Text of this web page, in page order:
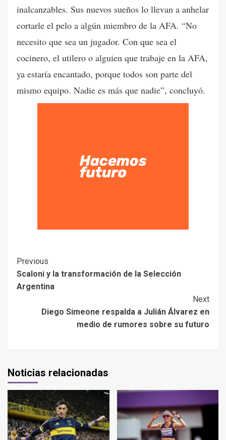
inalcanzables. Sus nuevos sueños lo llevan a anhelar
cortarle el pelo a algún miembro de la AFA. “No
necesito que sea un jugador. Con que sea el
cocinero, el utilero o alguien que trabaje en la AFA,
ya estaría encantado, porque todos son parte del
mismo equipo. Nadie es más que nadie”, concluyó.
Previous
Scaloni y la transformación de la Selección
Argentina
Next
Diego Simeone respalda a Julián Álvarez en
medio de rumores sobre su futuro
Noticias relacionadas